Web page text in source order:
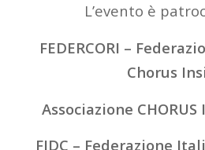
L’evento è
FEDERCORI –
Chorus
Associazione CHORUS
FIDC – Federazione